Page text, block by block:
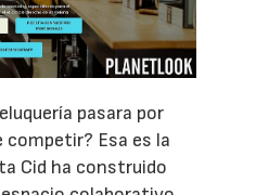
pasara por
Esa es la
Cid ha construido